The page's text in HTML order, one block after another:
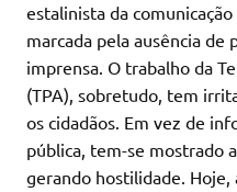
estalinista da
marcada pela ausência
imprensa. O trabalho da
(TPA), sobretudo, tem
os cidadãos. Em vez de
pública, tem-se mostrado
gerando hostilidade. Hoje,